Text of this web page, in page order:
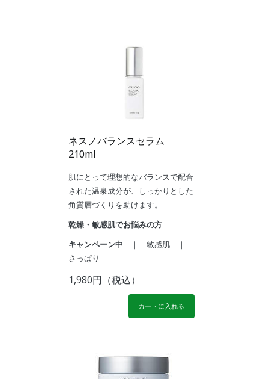
ネスノバランスセラム
210ml
肌にとって理想的なバランスで配合
された温泉成分が、しっかりとした
角質層づくりを助けます。
乾燥・敏感肌でお悩みの方
キャンペーン中 ｜ 敏感肌 ｜
さっぱり
1,980円（税込）
カートに入れる